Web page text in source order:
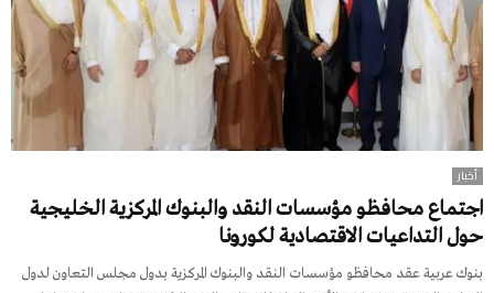
أخبار
اجتماع محافظو مؤسسات النقد والبنوك المركزية الخليجية
حول التداعيات الاقتصادية لكورونا
بنوك عربية عقد محافظو مؤسسات النقد والبنوك المركزية بدول مجلس التعاون لدول